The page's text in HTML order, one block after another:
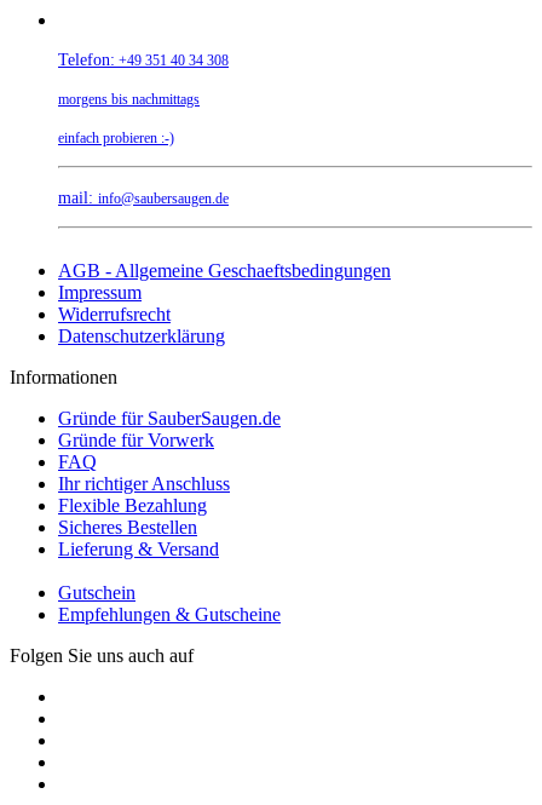
Telefon: +49 351 40 34 308
morgens bis nachmittags
einfach probieren :-)
mail: info@saubersaugen.de
AGB - Allgemeine Geschaeftsbedingungen
Impressum
Widerrufsrecht
Datenschutzerklärung
Informationen
Gründe für SauberSaugen.de
Gründe für Vorwerk
FAQ
Ihr richtiger Anschluss
Flexible Bezahlung
Sicheres Bestellen
Lieferung & Versand
Gutschein
Empfehlungen & Gutscheine
Folgen Sie uns auch auf